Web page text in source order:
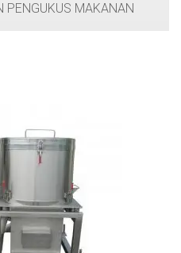
PENGUKUS MAKANAN